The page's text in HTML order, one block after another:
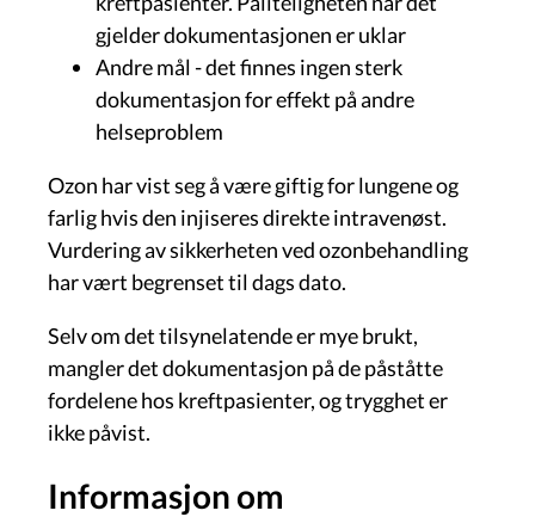
gjelder dokumentasjonen er uklar
Andre mål - det finnes ingen sterk
dokumentasjon for effekt på andre
helseproblem
Ozon har vist seg å være giftig for lungene og
farlig hvis den injiseres direkte intravenøst.
Vurdering av sikkerheten ved ozonbehandling
har vært begrenset til dags dato.
Selv om det tilsynelatende er mye brukt,
mangler det dokumentasjon på de påståtte
fordelene hos kreftpasienter, og trygghet er
ikke påvist.
Informasjon om